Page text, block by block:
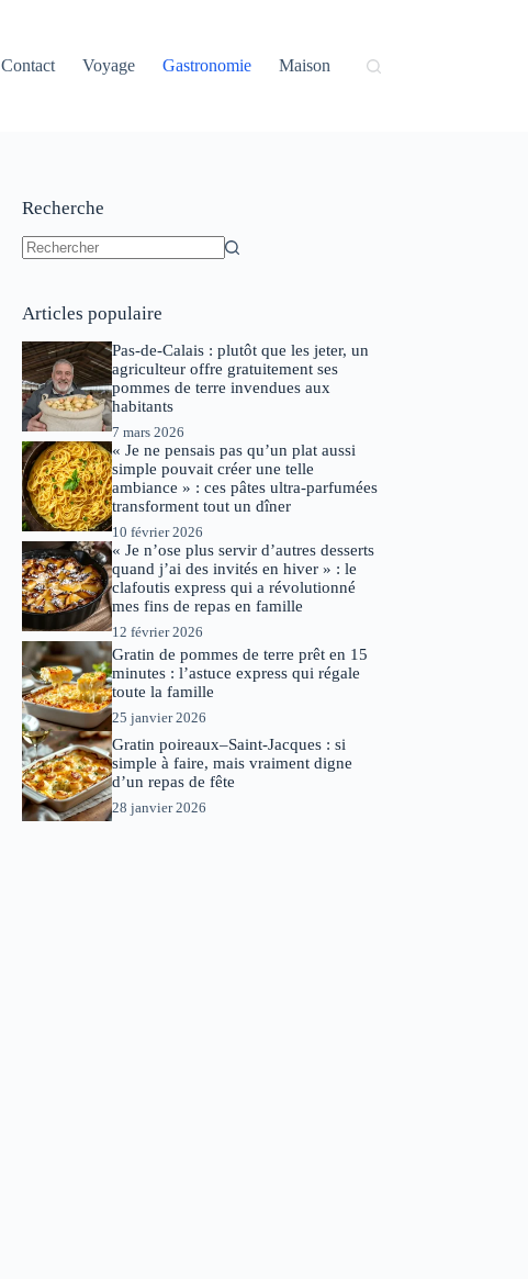
Contact Voyage Gastronomie Maison
Recherche
Articles populaire
Pas-de-Calais : plutôt que les jeter, un
agriculteur offre gratuitement ses
pommes de terre invendues aux
habitants
7 mars 2026
« Je ne pensais pas qu’un plat aussi
simple pouvait créer une telle
ambiance » : ces pâtes ultra-parfumées
transforment tout un dîner
10 février 2026
« Je n’ose plus servir d’autres desserts
quand j’ai des invités en hiver » : le
clafoutis express qui a révolutionné
mes fins de repas en famille
12 février 2026
Gratin de pommes de terre prêt en 15
minutes : l’astuce express qui régale
toute la famille
25 janvier 2026
Gratin poireaux–Saint-Jacques : si
simple à faire, mais vraiment digne
d’un repas de fête
28 janvier 2026